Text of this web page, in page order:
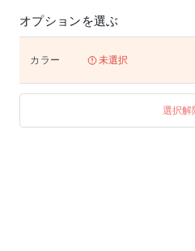
オプションを選ぶ
カラー 未選択
選択解